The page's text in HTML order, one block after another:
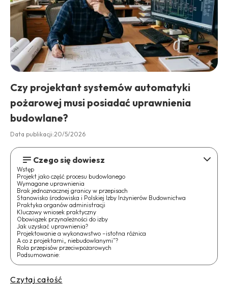
Czy projektant systemów automatyki
pożarowej musi posiadać uprawnienia
budowlane?
Data publikacji:20/5/2026
Czego się dowiesz
Wstęp
Projekt jako część procesu budowlanego
Wymagane uprawnienia
Brak jednoznacznej granicy w przepisach
Stanowisko środowiska i Polskiej Izby Inżynierów Budownictwa
Praktyka organów administracji
Kluczowy wniosek praktyczny
Obowiązek przynależności do izby
Jak uzyskać uprawnienia?
Projektowanie a wykonawstwo –istotna różnica
A co z projektami„ niebudowlanymi”?
Rola przepisów przeciwpożarowych
Podsumowanie:
Czytaj całość